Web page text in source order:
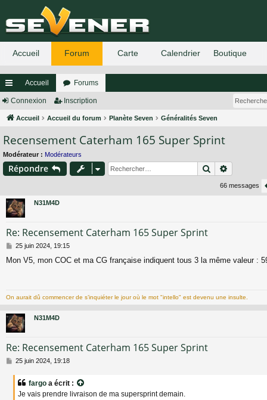
ac
co
ur
ci
Accueil Forums
Connexion Inscription
Accueil Accueil du forum Planète Seven Généralités Seven
Recensement Caterham 165 Super Sprint
Modérateur : Modérateurs
Répondre Rechercher
66 messages
N31M4D
Re: Recensement Caterham 165 Super Sprint
M
s
e
25 juin 2024, 19:15
Mon V5, mon COC et ma CG française indiquent tous 3 la même valeur :
On aurait dû commencer de s’inquiéter le jour où le mot "intello" est devenu une insulte.
N31M4D
Re: Recensement Caterham 165 Super Sprint
M
25 juin 2024, 19:18
fargo a écrit :
Je vais prendre livraison de ma supersprint demain.